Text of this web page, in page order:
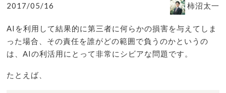
2017/05/16 柿沼太一
AIを利用して結果的に第三者に何らかの損害を与えてしま
った場合、その責任を誰がどの範囲で負うのかというの
は、AIの利活用にとって非常にシビアな問題です。
たとえば、